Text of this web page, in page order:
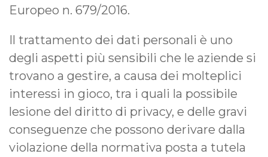
Europeo n. 679/2016.
Il trattamento dei dati personali è uno
degli aspetti più sensibili che le aziende si
trovano a gestire, a causa dei molteplici
interessi in gioco, tra i quali la possibile
lesione del diritto di privacy, e delle gravi
conseguenze che possono derivare dalla
violazione della normativa posta a tutela